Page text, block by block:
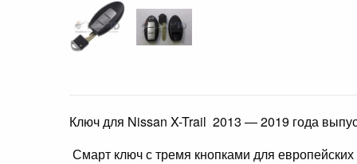
Ключ для Nissan X-Trail 2013 — 2019 года
Смарт ключ с тремя кнопками для